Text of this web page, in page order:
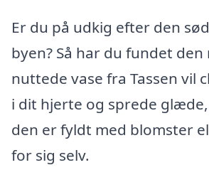
Er du på udkig efter den
byen? Så har du fundet
nuttede vase fra Tassen vil
i dit hjerte og sprede
den er fyldt med blomster
for sig selv.